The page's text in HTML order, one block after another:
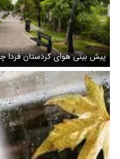
اواخر هفته جاری پایدار است